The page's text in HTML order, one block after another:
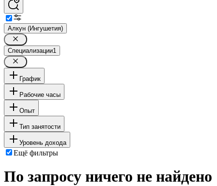
Алкун (Ингушетия)
Специализации1
График
Рабочие часы
Опыт
Тип занятости
Уровень дохода
Ещё фильтры
По запросу ничего не найдено